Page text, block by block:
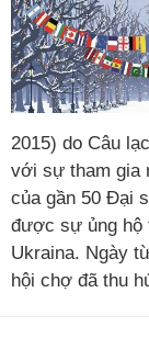
2015) do Câu
với sự tham gia
của gần 50 Đại
được sự ủng hộ
Ukraina. Ngày
hội chợ đã thu